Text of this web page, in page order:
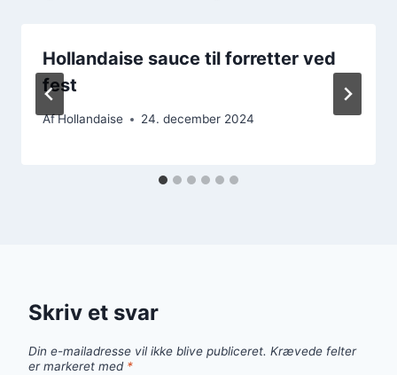
Hollandaise sauce til forretter ved
fest
AfHollandaise 24. december 2024
Skriv et svar
Din e-mailadresse vil ikke blive publiceret. Krævede felter
er markeret med *